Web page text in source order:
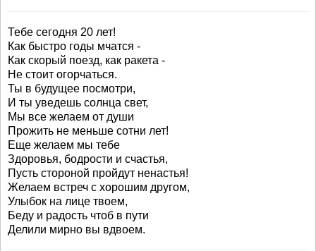
Тебе сегодня 20 лет!
Как быстро годы мчатся -
Как скорый поезд, как ракета -
Не стоит огорчаться.
Ты в будущее посмотри,
И ты уведешь солнца свет,
Мы все желаем от души
Прожить не меньше сотни лет!
Еще желаем мы тебе
Здоровья, бодрости и счастья,
Пусть стороной пройдут ненастья!
Желаем встреч с хорошим другом,
Улыбок на лице твоем,
Беду и радость чтоб в пути
Делили мирно вы вдвоем.